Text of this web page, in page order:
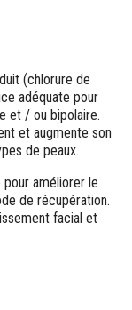
(chlorure de
adéquate pour
et / ou bipolaire.
et augmente son
de peaux.
améliorer le
de récupération.
facial et